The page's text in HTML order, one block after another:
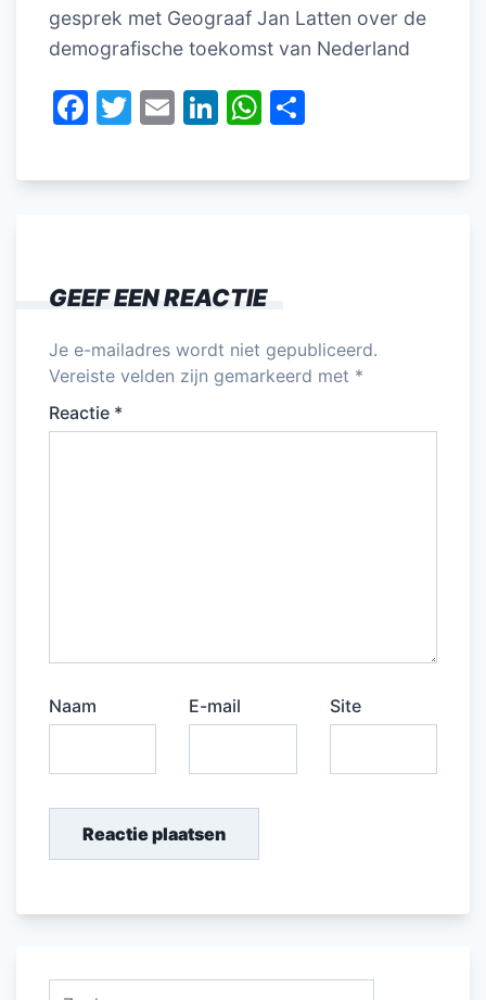
gesprek met Geograaf Jan Latten over de
demografische toekomst van Nederland
F
c
o
o
k
T
itt
E
ai
Li
k
n
W
at
p
p
e
GEEF EEN REACTIE
Je e-mailadres wordt niet gepubliceerd.
Vereiste velden zijn gemarkeerd met *
Reactie *
Naam E-mail Site